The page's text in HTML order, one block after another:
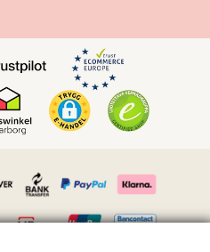
湿游泳衣。不要让它长时间处于潮湿
能会变色。如果你的比基尼有小石、
、扭曲和拉伸。
时候轻拍它。如果污渍干了，不要通
好请求帮助你当地的干洗店。
晒。拿条毛巾，穿上比基尼或泳衣，
机，在凉爽的环境中吹掉沙子。
频
Mel Rio de Sol